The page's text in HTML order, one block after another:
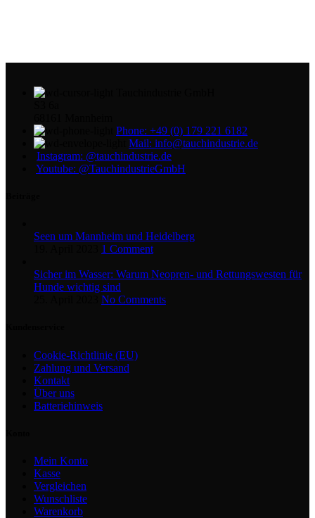
Phone: +49 (0) 179 221 6182
Mail: info@tauchindustrie.de
Instagram: @tauchindustrie.de
Youtube: @TauchindustrieGmbH
Seen um Mannheim und Heidelberg
1 Comment
Sicher im Wasser: Warum Neopren- und Rettungswesten für
Hunde wichtig sind
No Comments
Cookie-Richtlinie (EU)
Zahlung und Versand
Kontakt
Über uns
Batteriehinweis
Mein Konto
Kasse
Vergleichen
Wunschliste
Warenkorb